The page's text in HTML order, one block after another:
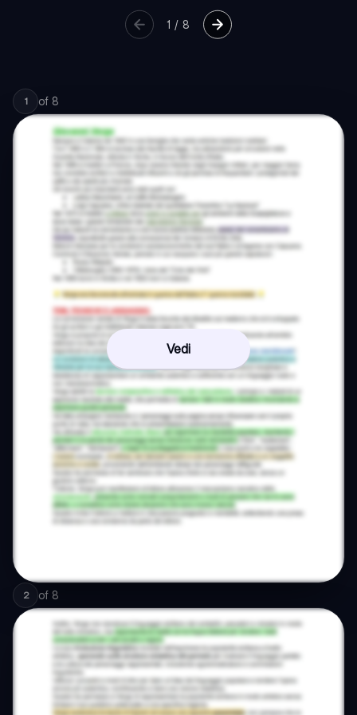
1 / 8
1 of 8
Vedi
2 of 8